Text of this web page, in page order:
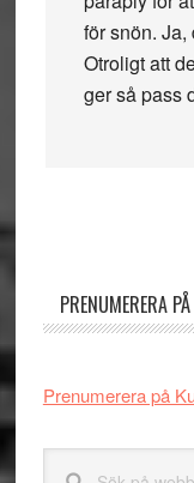
för snön. Ja,
Otroligt att
ger så pass
PRENUMERERA
Prenumerera på